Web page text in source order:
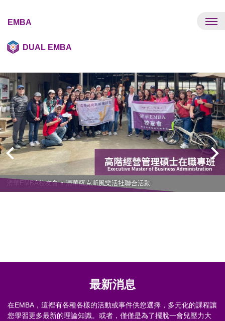
到
內
EMBA
DUAL EMBA
清華EMBA校友會 x 清華薩克斯風樂活社聯合活動
最新消息
在EMBA，這裡有各種各樣的活動或事件供您選擇，多元化的課程讓
您學習更多最新的理論知識。或者，僅僅是為了擺脫一會兒壓力大